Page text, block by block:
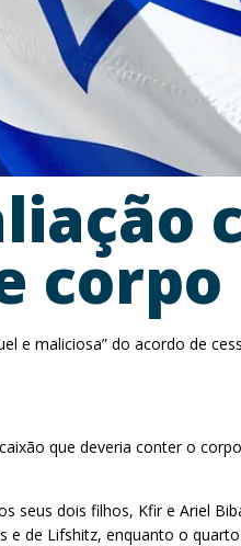
corpo
e maliciosa” do acordo de
que deveria conter o
seus dois filhos, Kfir e Ariel
de Lifshitz, enquanto o